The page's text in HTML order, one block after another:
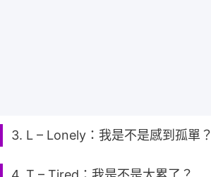
3. L – Lonely：我是不是感到孤單？